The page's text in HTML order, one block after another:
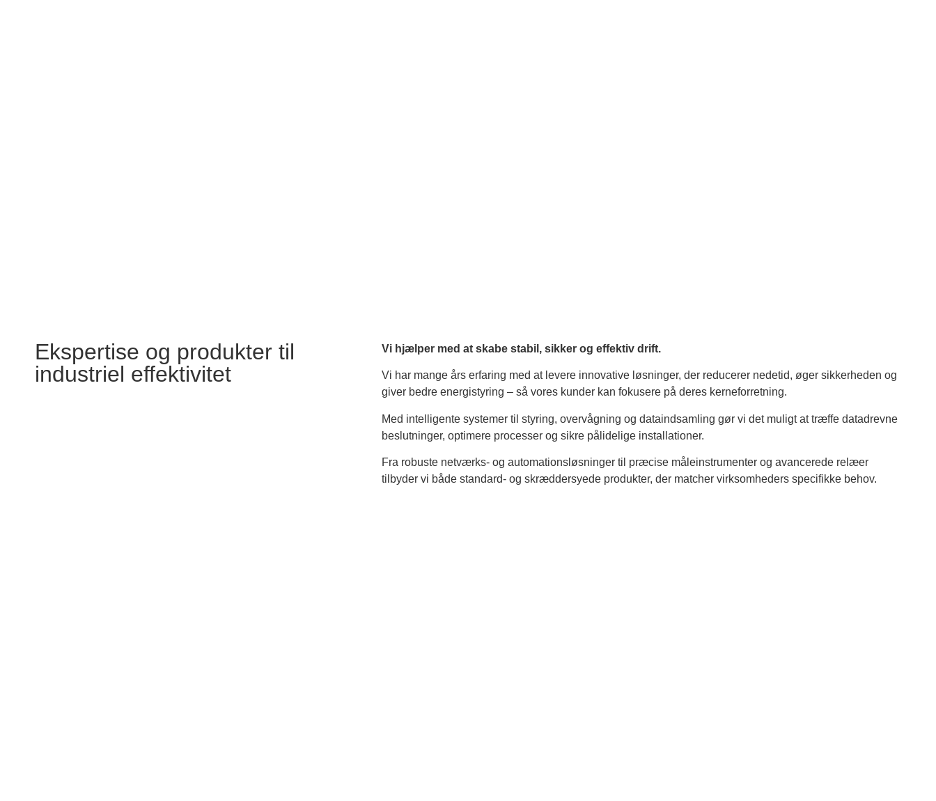
Ekspertise og produkter til
industriel effektivitet
Vi hjælper med at skabe stabil, sikker og effektiv drift.
Vi har mange års erfaring med at levere innovative løsninger, der reducerer nedetid, øger sikkerheden og
giver bedre energistyring – så vores kunder kan fokusere på deres kerneforretning.
Med intelligente systemer til styring, overvågning og dataindsamling gør vi det muligt at træffe datadrevne
beslutninger, optimere processer og sikre pålidelige installationer.
Fra robuste netværks- og automationsløsninger til præcise måleinstrumenter og avancerede relæer
tilbyder vi både standard- og skræddersyede produkter, der matcher virksomheders specifikke behov.